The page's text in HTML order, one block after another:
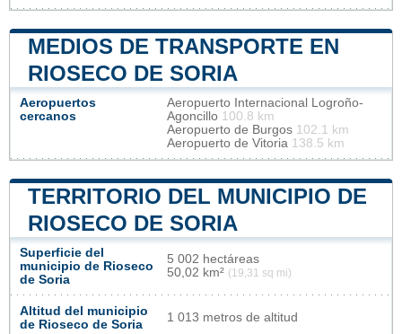
MEDIOS DE TRANSPORTE EN
RIOSECO DE SORIA
Aeropuertos
cercanos
Aeropuerto Internacional Logroño-
Agoncillo 100.8 km
Aeropuerto de Burgos 102.1 km
Aeropuerto de Vitoria 138.5 km
TERRITORIO DEL MUNICIPIO DE
RIOSECO DE SORIA
Superficie del
municipio de Rioseco
de Soria
5 002 hectáreas
50,02 km² (19,31 sq mi)
Altitud del municipio
de Rioseco de Soria
1 013 metros de altitud